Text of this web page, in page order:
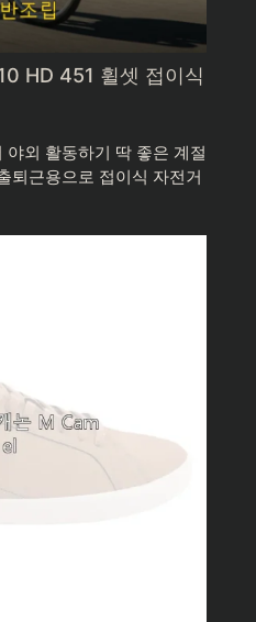
HD 451 휠셋 접이식
외 활동하기 딱 좋은 계절
퇴근용으로 접이식 자전거